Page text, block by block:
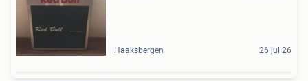
Haaksbergen 26 jul 26